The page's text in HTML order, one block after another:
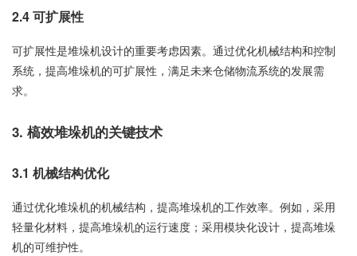
2.4 可扩展性
可扩展性是堆垛机设计的重要考虑因素。通过优化机械结构和控制
系统，提高堆垛机的可扩展性，满足未来仓储物流系统的发展需
求。
3. 槁效堆垛机的关键技术
3.1 机械结构优化
通过优化堆垛机的机械结构，提高堆垛机的工作效率。例如，采用
轻量化材料，提高堆垛机的运行速度；采用模块化设计，提高堆垛
机的可维护性。